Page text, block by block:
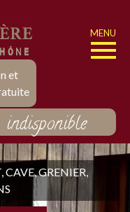
et
MENU
indisponible
GRENIER,